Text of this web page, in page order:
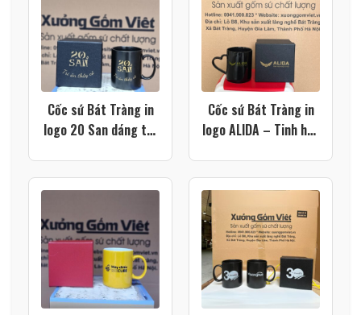
Cốc sứ Bát Tràng in
logo 20 San dáng trụ
Cốc sứ Bát Tràng in
logo ALIDA – Tinh hoa
LS208